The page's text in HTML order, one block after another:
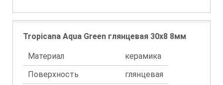
Tropicana Aqua Green глянцевая 30x8 8мм
Материал
керамика
Поверхность
глянцевая